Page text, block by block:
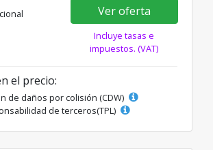
Ver oferta
Incluye tasas e
impuestos. (VAT)
el precio:
de daños por colisión (CDW)
de terceros(TPL)